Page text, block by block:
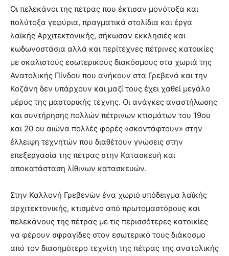
Οι πελεκάνοι της πέτρας που έκτισαν μονότοξα και
πολύτοξα γεφύρια, πραγματικά στολίδια και έργα
λαϊκής Αρχιτεκτονικής, σήκωσαν εκκλησιές και
κωδωνοστάσια αλλά και περίτεχνες πέτρινες κατοικίες
με σκαλιστούς εσωτερικούς διακόσμους στα χωριά της
Ανατολικής Πίνδου που ανήκουν στα Γρεβενά και την
Κοζάνη δεν υπάρχουν και μαζί τους έχει χαθεί μεγάλο
μέρος της μαστορικής τέχνης. Οι ανάγκες αναστήλωσης
και συντήρησης πολλών πέτρινων κτισμάτων του 19ου
και 20 ου αιώνα πολλές φορές «σκοντάφτουν» στην
έλλειψη τεχνητών που διαθέτουν γνώσεις στην
επεξεργασία της πέτρας στην Κατασκευή και
αποκατάσταση λίθινων κατασκευών.
Στην Καλλονή Γρεβενών ένα χωριό υπόδειγμα λαϊκής
αρχιτεκτονικής, κτισμένο από πρωτομαστόρους και
πελεκάνους της πέτρας με τις περισσότερες κατοικίες
να φέρουν σφραγίδες στον εσωτερικό τους διάκοσμο
από τον διασημότερο τεχνίτη της πέτρας της ανατολικής